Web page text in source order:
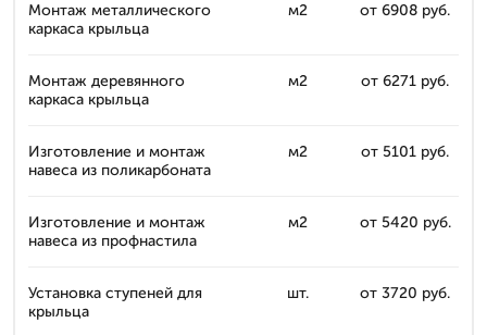
Монтаж металлического
каркаса крыльца
м2 от 6908 руб.
Монтаж деревянного
каркаса крыльца
м2 от 6271 руб.
Изготовление и монтаж
навеса из поликарбоната
м2 от 5101 руб.
Изготовление и монтаж
навеса из профнастила
м2 от 5420 руб.
Установка ступеней для
крыльца
шт. от 3720 руб.